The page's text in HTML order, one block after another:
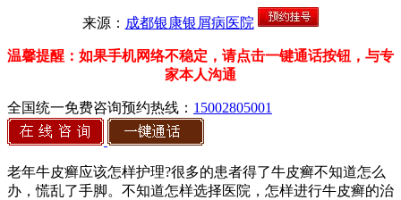
来源： 成都银康银屑病医院
温馨提醒：如果手机网络不稳定，请点击一键通话按钮，与专
家本人沟通
全国统一免费咨询预约热线： 15002805001
老年牛皮癣应该怎样护理?很多的患者得了牛皮癣不知道怎么
办，慌乱了手脚。不知道怎样选择医院，怎样进行牛皮癣的治